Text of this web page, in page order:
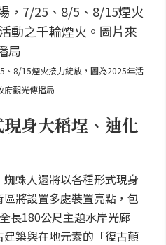
8/15煙火接力綻放，圖為2025年活
府觀光傳播局
身大稻埕、迪化
蛛人還將以各種形式現身
將設置多處裝置亮點，包
長180公尺主題水岸光廊
築與在地元素的「復古顛